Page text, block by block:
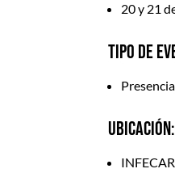
20 y 21
TIPO DE
UBICACIÓN: